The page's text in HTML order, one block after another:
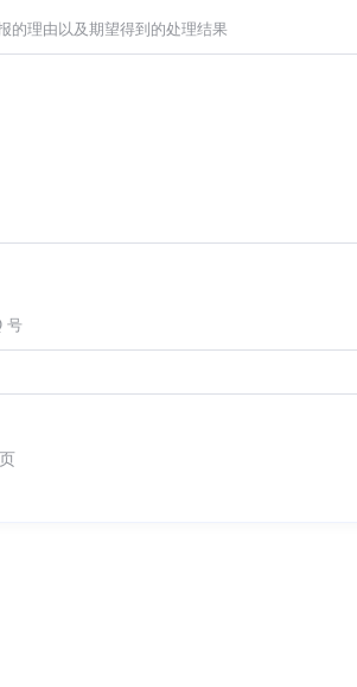
的理由以及期望得到的处理结果
号